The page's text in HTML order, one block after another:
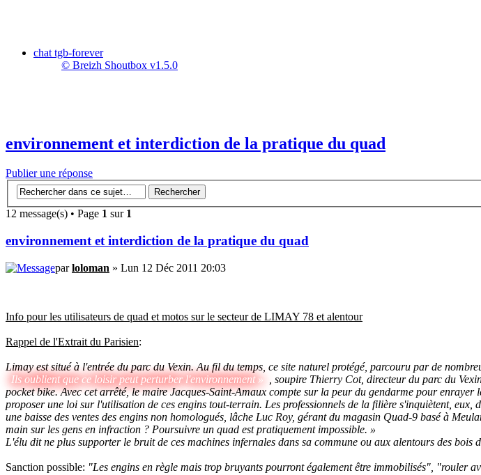
chat tgb-forever
© Breizh Shoutbox v1.5.0
environnement et interdiction de la pratique du quad
Publier une réponse
12 message(s) • Page 1 sur 1
environnement et interdiction de la pratique du quad
parloloman » Lun 12 Déc 2011 20:03
Info pour les utilisateurs de quad et motos sur le secteur de LIMAY 78 et alentour
Rappel de l'Extrait du Parisien:
Limay est situé à l'entrée du parc du Vexin. Au fil du temps, ce site naturel protégé, parcouru par de
Ils oublient que ce loisir peut perturber l'environnement »
, soupire Thierry Cot, directeur du parc du
pocket bike. Avec cet arrêté, le maire Jacques-Saint-Amaux compte sur la peur du gendarme pour
proposer une loi sur l'utilisation de ces engins tout-terrain. Les professionnels de la filière s'inquiètent,
une baisse des ventes des engins non homologués, lâche Luc Roy, gérant du magasin Quad-9 basé à
main sur les gens en infraction ? Poursuivre un quad est pratiquement impossible. »
L'élu dit ne plus supporter le bruit de ces machines infernales dans sa commune ou aux alentours des bois
Sanction possible: "Les engins en règle mais trop bruyants pourront également être immobilisés", "rouler